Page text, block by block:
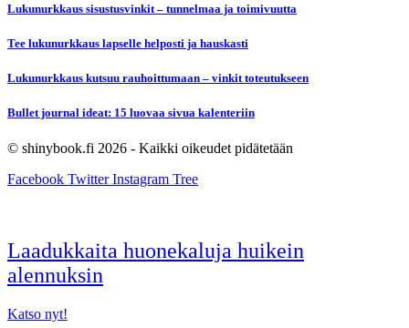
Lukunurkkaus sisustusvinkit – tunnelmaa ja toimivuutta
Tee lukunurkkaus lapselle helposti ja hauskasti
Lukunurkkaus kutsuu rauhoittumaan – vinkit toteutukseen
Bullet journal ideat: 15 luovaa sivua kalenteriin
© shinybook.fi 2026 - Kaikki oikeudet pidätetään
Facebook Twitter Instagram Tree
Laadukkaita huonekaluja huikein
alennuksin
Katso nyt!